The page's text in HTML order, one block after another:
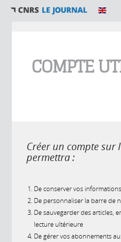
COMPTE
Créer un compte sur
permettra :
De conserver vos
De personnaliser la barre de
De sauvegarder des articles,
lecture ultérieure
De gérer vos abonnements